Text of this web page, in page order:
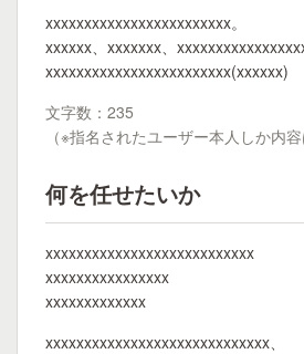
xxxxxxxxxxxxxxxxxxxxxxxx。
xxxxxx、xxxxxxx、
xxxxxxxxxxxxxxxxxxxxxxxx(xxxxxx)
文字数：235
（※指名されたユーザー本人しか内
何を任せたいか
xxxxxxxxxxxxxxxxxxxxxxxxxxx
xxxxxxxxxxxxxxxx
xxxxxxxxxxxxx
xxxxxxxxxxxxxxxxxxxxxxxxxxxxx、